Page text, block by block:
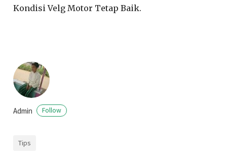
Kondisi Velg Motor Tetap Baik.
Admin Follow
Tips